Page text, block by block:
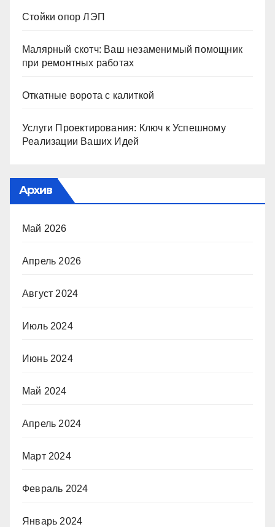
Стойки опор ЛЭП
Малярный скотч: Ваш незаменимый помощник
при ремонтных работах
Откатные ворота с калиткой
Услуги Проектирования: Ключ к Успешному
Реализации Ваших Идей
Архив
Май 2026
Апрель 2026
Август 2024
Июль 2024
Июнь 2024
Май 2024
Апрель 2024
Март 2024
Февраль 2024
Январь 2024